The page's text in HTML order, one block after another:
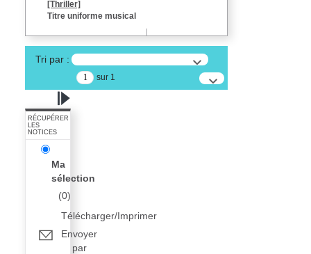
[Thriller]
Titre uniforme musical
Tri par :
sur 1
RÉCUPÉRER
LES
NOTICES
Ma
sélection
(0)
Télécharger/Imprimer
Envoyer
par